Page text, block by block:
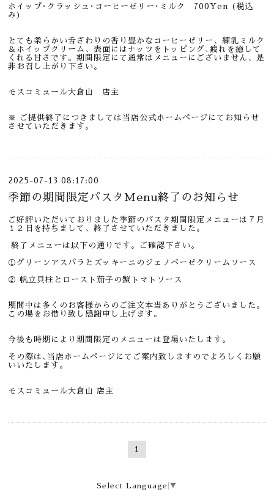
ホイップ･クラッシュ･コーヒーゼリー･ミルク 700Yen (税込
み)
とても柔らかい舌ざわりの香り豊かなコーヒーゼリー、練乳ミルク
＆ホイップクリーム、表面にはナッツをトッピング､疲れを癒して
くれる甘さです。期間限定にて通常はメニューにございません、是
非お召し上がり下さい。
モスコミュール大倉山 店主
※ ご提供終了につきましては当店公式ホームページにてお知らせ
させていただきます。
2025-07-13 08:17:00
季節の期間限定パスタMenu終了のお知らせ
ご好評いただいておりました季節のパスタ期間限定メニューは７月
１２日を持ちまして、終了させていただきました。
終了メニューは以下の通りです。ご確認下さい。
①グリーンアスパラとズッキーニのジェノベーゼクリームソース
② 帆立貝柱とロースト茄子の蟹トマトソース
期間中は多くのお客様からのご注文本当ありがとうございました。
この場をお借り致し感謝申し上げます。
今後も時期により期間限定のメニューは登場いたします。
その際は､当店ホームページにてご案内致しますのでよろしくお願
いいたします。
モスコミュール大倉山 店主
1
Select Language ▼